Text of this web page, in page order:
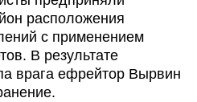
расположения
с применением
В результате
врага ефрейтор Вырвин